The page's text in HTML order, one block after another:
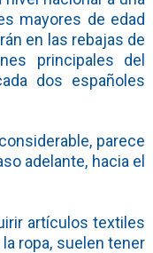
mayores de edad
en las rebajas de
principales del
dos españoles
parece
adelante, hacia el
artículos textiles
ropa, suelen tener